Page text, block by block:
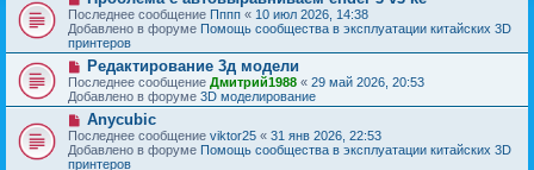
с
о
о
б
щ
е
н
и
е
о
в
о
е
о
о
б
щ
е
н
и
Последнее сообщение Пппп « 10 июл 2026, 14:38
Добавлено в форуме Помощь сообщества в эксплуатации китайских 3D
принтеров
Н
о
в
о
е
с
о
о
Редактирование 3д модели
Последнее сообщение Дмитрий1988 « 29 май 2026, 20:53
Добавлено в форуме 3D моделирование
Н
о
в
о
Anycubic
Последнее сообщение viktor25 « 31 янв 2026, 22:53
Добавлено в форуме Помощь сообщества в эксплуатации китайских 3D
принтеров